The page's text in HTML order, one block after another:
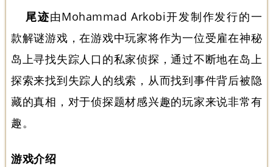
尾迹由Mohammad Arkobi开发制作发行的一
款解谜游戏，在游戏中玩家将作为一位受雇在神秘
岛上寻找失踪人口的私家侦探，通过不断地在岛上
探索来找到失踪人的线索，从而找到事件背后被隐
藏的真相，对于侦探题材感兴趣的玩家来说非常有
趣。
游戏介绍